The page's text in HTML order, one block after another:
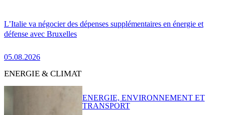
L’Italie va négocier des dépenses supplémentaires en énergie et
défense avec Bruxelles
05.08.2026
ENERGIE & CLIMAT
ENERGIE, ENVIRONNEMENT ET
TRANSPORT